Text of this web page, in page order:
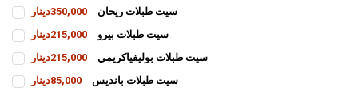
CURRENT
STOCK:
QUANTITY:
سيت طبلات ريحان
350,000دينار
CURRENT
STOCK:
QUANTITY:
DECREASE QUANTITY OF سيت طبلات ريحان
سيت طبلات بيرو
215,000دينار
CURRENT
STOCK:
QUANTITY:
DECREASE QUANTITY OF سيت طبلات بيرو
سيت طبلات بوليفياكريمي
215,000دينار
CURRENT
STOCK:
QUANTITY:
سيت طبلات بانديس
85,000دينار